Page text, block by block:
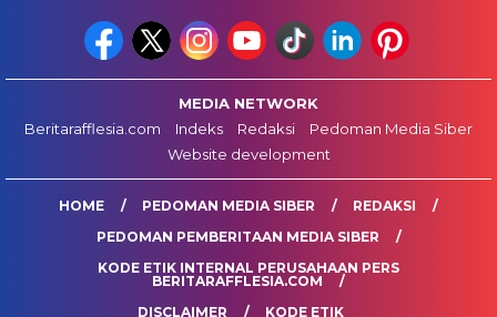
MEDIA NETWORK
Beritarafflesia.com
Indeks Redaksi
Pedoman Media Siber
Website development
HOME PEDOMAN MEDIA SIBER
REDAKSI
PEDOMAN PEMBERITAAN MEDIA SIBER
KODE ETIK INTERNAL PERUSAHAAN PERS
BERITARAFFLESIA.COM
DISCLAIMER
KODE ETIK